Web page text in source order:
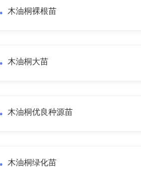
木油桐裸根苗
木油桐大苗
木油桐优良种源苗
木油桐绿化苗